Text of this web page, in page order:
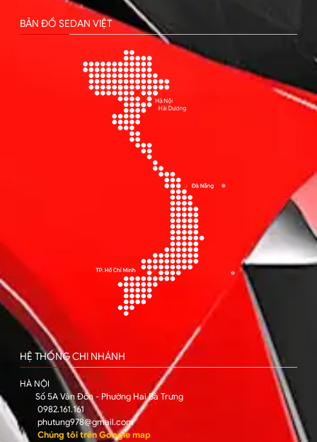
BẢN ĐỒ SEDAN VIỆT
HỆ THỐNG CHI NHÁNH
HÀ NỘI
Số 5A Vân Đồn - Phường Hai Bà Trưng
0982.161.161
phutung978@gmail.com
Chúng tôi trên Google map